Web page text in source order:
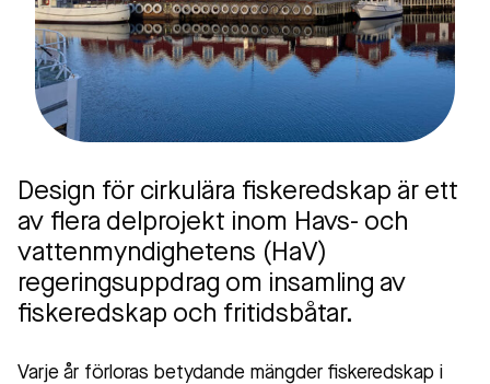
Design för cirkulära fiskeredskap är ett
av flera delprojekt inom Havs- och
vattenmyndighetens (HaV)
regeringsuppdrag om insamling av
fiskeredskap och fritidsbåtar.
Varje år förloras betydande mängder fiskeredskap i